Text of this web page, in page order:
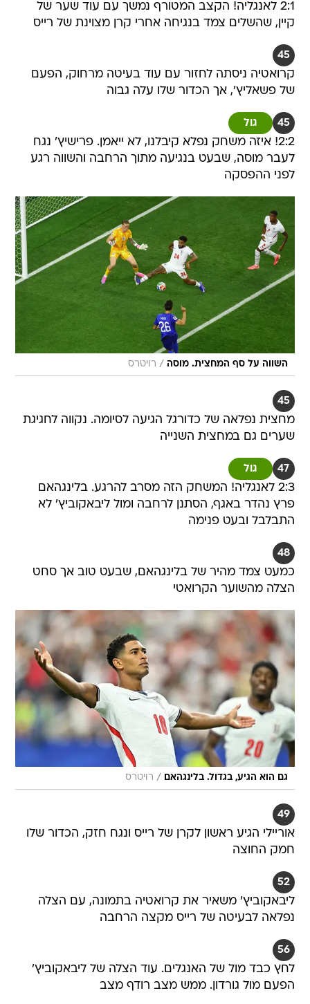
2:1 לאנגליה! הקצב המטורף נמשך עם עוד שער של
קיין, שהשלים צמד בנגיחה אחרי קרן מצוינת של רייס
45
קרואטיה ניסתה לחזור עם עוד בעיטה מרחוק, הפעם
של פשאליץ', אך הכדור שלו עלה גבוה
45 גול
2:2! איזה משחק נפלא קיבלנו, לא ייאמן. פרישיץ' נגח
לעבר מוסה, שבעט בנגיעה מתוך הרחבה והשווה רגע
לפני ההפסקה
השווה על סף המחצית. מוסה / רויטרס
45
מחצית נפלאה של כדורגל הגיעה לסיומה. נקווה לחגיגת
שערים גם במחצית השנייה
47 גול
2:3 לאנגליה! המשחק הזה מסרב להרגע. בלינגהאם
פרץ נהדר באגף, הסתנן לרחבה ומול ליבאקוביץ' לא
התבלבל ובעט פנימה
48
כמעט צמד מהיר של בלינגהאם, שבעט טוב אך סחט
הצלה מהשוער הקרואטי
גם הוא הגיע, בגדול. בלינגהאם / רויטרס
49
אוריילי הגיע ראשון לקרן של רייס ונגח חזק, הכדור שלו
חמק החוצה
52
ליבאקוביץ' משאיר את קרואטיה בתמונה, עם הצלה
נפלאה לבעיטה של רייס מקצה הרחבה
56
לחץ כבד מול של האנגלים. עוד הצלה של ליבאקוביץ'
הפעם מול גורדון. ממש מצב רודף מצב